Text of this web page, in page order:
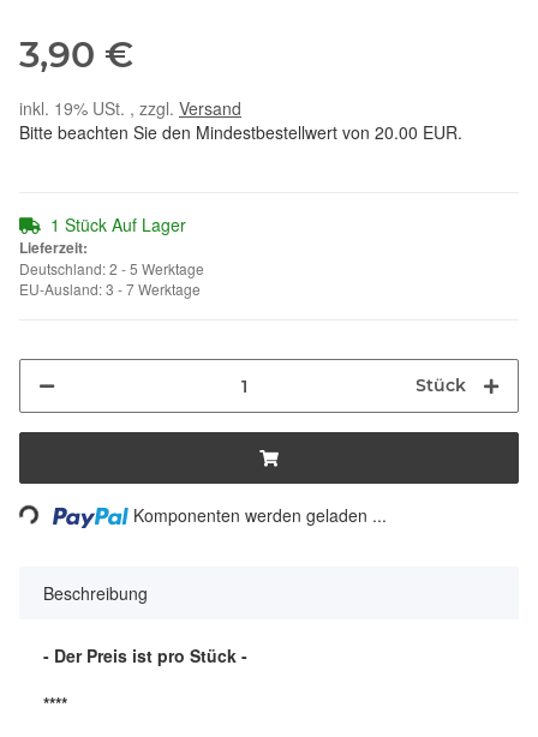
3,90 €
inkl. 19% USt. , zzgl. Versand
Bitte beachten Sie den Mindestbestellwert von 20.00 EUR.
1 Stück Auf Lager
Lieferzeit:
Deutschland: 2 - 5 Werktage
EU-Ausland: 3 - 7 Werktage
Stück
Loading... Komponenten werden geladen ...
Beschreibung
- Der Preis ist pro Stück -
****